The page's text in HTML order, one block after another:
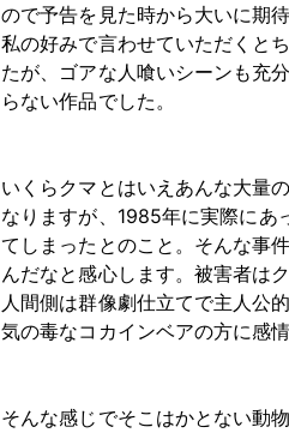
ので予告を見た時から大いに期
私の好みで言わせていただくと
たが、ゴアな人喰いシーンも充
らない作品でした。
いくらクマとはいえあんな大量
なりますが、1985年に実際にあ
てしまったとのこと。そんな事
んだなと感心します。被害者は
人間側は群像劇仕立てで主人公
気の毒なコカインベアの方に感
そんな感じでそこはかとない動